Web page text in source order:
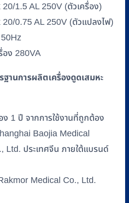
1.5 AL 250V (ตัวเครื่อง)
0.75 AL 250V (ตัวแปลงไฟ)
อง 280VA
ฐานการผลิตเครื่องดูดเสมหะ
ง 1 ปี จากการใช้งานที่ถูกต้อง
Baojia Medical
Ltd. ประเทศจีน ภายใต้แบรนด์
Medical Co., Ltd.